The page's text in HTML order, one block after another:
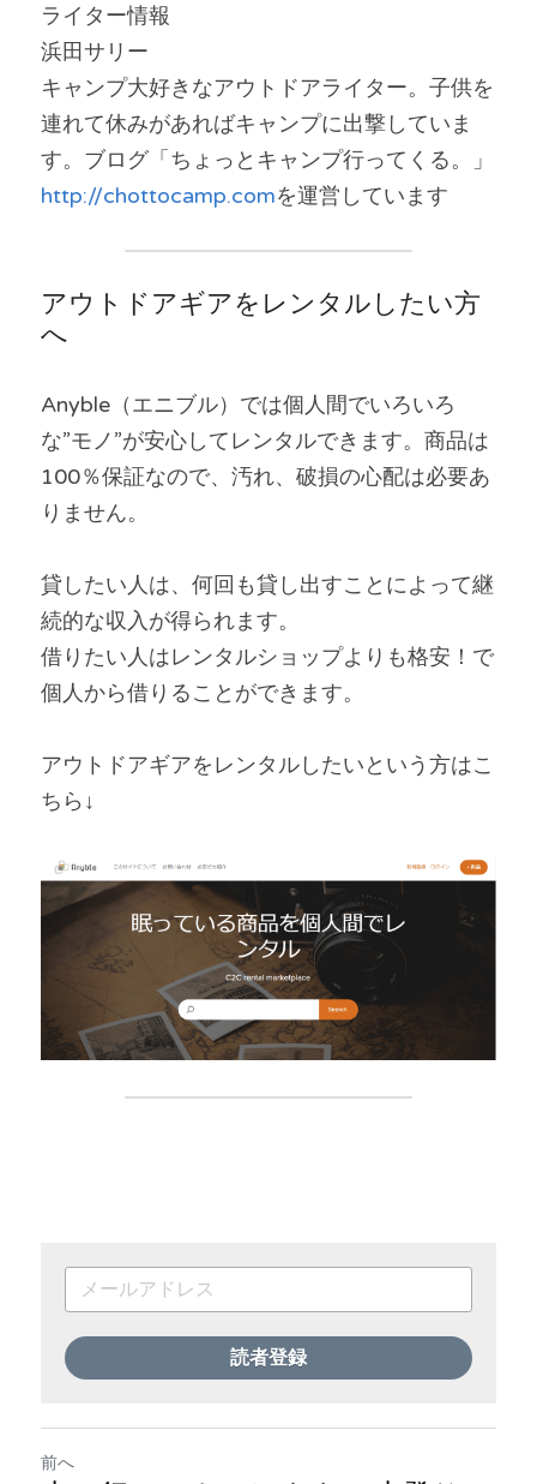
ライター情報
浜田サリー
キャンプ大好きなアウトドアライター。子供を
連れて休みがあればキャンプに出撃していま
す。ブログ「ちょっとキャンプ行ってくる。」
http://chottocamp.comを運営しています
アウトドアギアをレンタルしたい方
へ
Anyble（エニブル）では個人間でいろいろ
な”モノ”が安心してレンタルできます。商品は
100％保証なので、汚れ、破損の心配は必要あ
りません。
貸したい人は、何回も貸し出すことによって継
続的な収入が得られます。
借りたい人はレンタルショップよりも格安！で
個人から借りることができます。
アウトドアギアをレンタルしたいという方はこ
ちら↓
読者登録
前へ